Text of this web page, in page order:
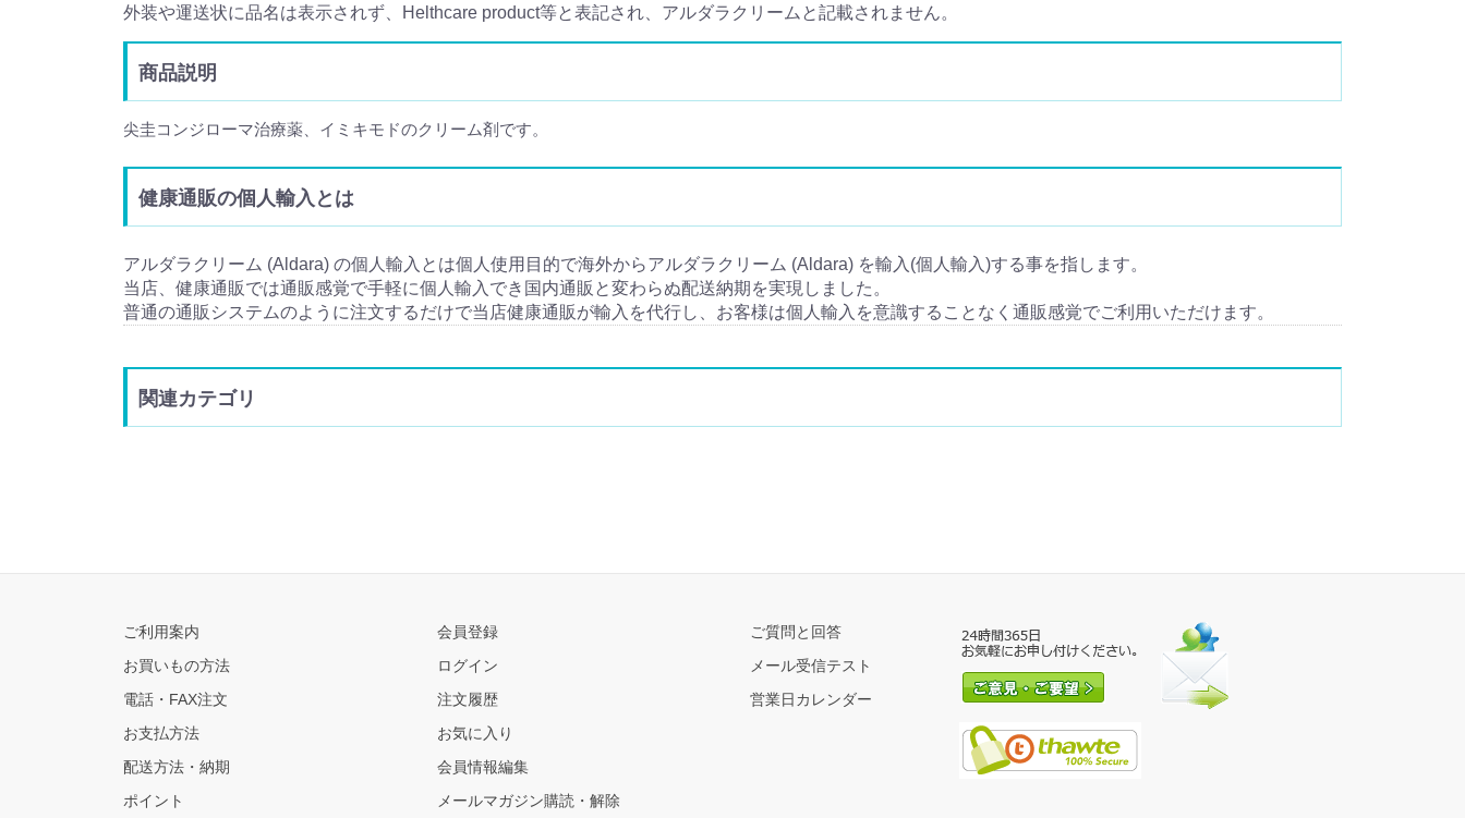
外装や運送状に品名は表示されず、Helthcare product等と表記され、アルダラクリームと記載されません。
商品説明
尖圭コンジローマ治療薬、イミキモドのクリーム剤です。
健康通販の個人輸入とは
アルダラクリーム (Aldara) の個人輸入とは個人使用目的で海外からアルダラクリーム (Aldara) を輸入(個人輸入)する事を指します。
当店、健康通販では通販感覚で手軽に個人輸入でき国内通販と変わらぬ配送納期を実現しました。
普通の通販システムのように注文するだけで当店健康通販が輸入を代行し、お客様は個人輸入を意識することなく通販感覚でご利用いただけます。
関連カテゴリ
ご利用案内
お買いもの方法
電話・FAX注文
お支払方法
配送方法・納期
ポイント
会員登録
ログイン
注文履歴
お気に入り
会員情報編集
メールマガジン購読・解除
ご質問と回答
メール受信テスト
営業日カレンダー